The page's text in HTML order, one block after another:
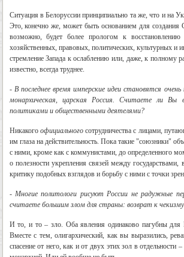
Ситуация в Белоруссии принципиально та же, что и на
Это, конечно же, может быть основанием для создания
возможно, будет более прологом к
хозяйственных, правовых, политических, культурных
стремление Запада к ослаблению или, даже, к полному
известно, всегда труднее.
- В последнее время имперские идеи становятся
монархическая, царская Россия. Считаете ли Вы
политиками и общественными деятелями?
Никакого официальногосотрудничества с лицами,
им глаза на действительность. Пока такие "союзники"
с ними, кроме как с коммунистами, до определенного
о полезности укрепления связей между
критику подобных взглядов и борьбу с ними с точки
- Многие политологи рисуют России не радужные
считаете большим злом для страны: возврат к чекизму
И то, и то – зло. Оба явления одинаково пагубны для
Вместе с тем, олигархический, как вы выразились,
спасение от него, как и от двух этих зол в